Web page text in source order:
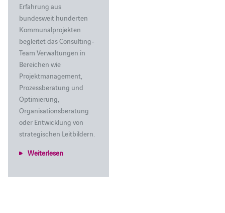
Erfahrung aus
bundesweit hunderten
Kommunalprojekten
begleitet das Consulting-
Team Verwaltungen in
Bereichen wie
Projektmanagement,
Prozessberatung und
Optimierung,
Organisationsberatung
oder Entwicklung von
strategischen Leitbildern.
Weiterlesen